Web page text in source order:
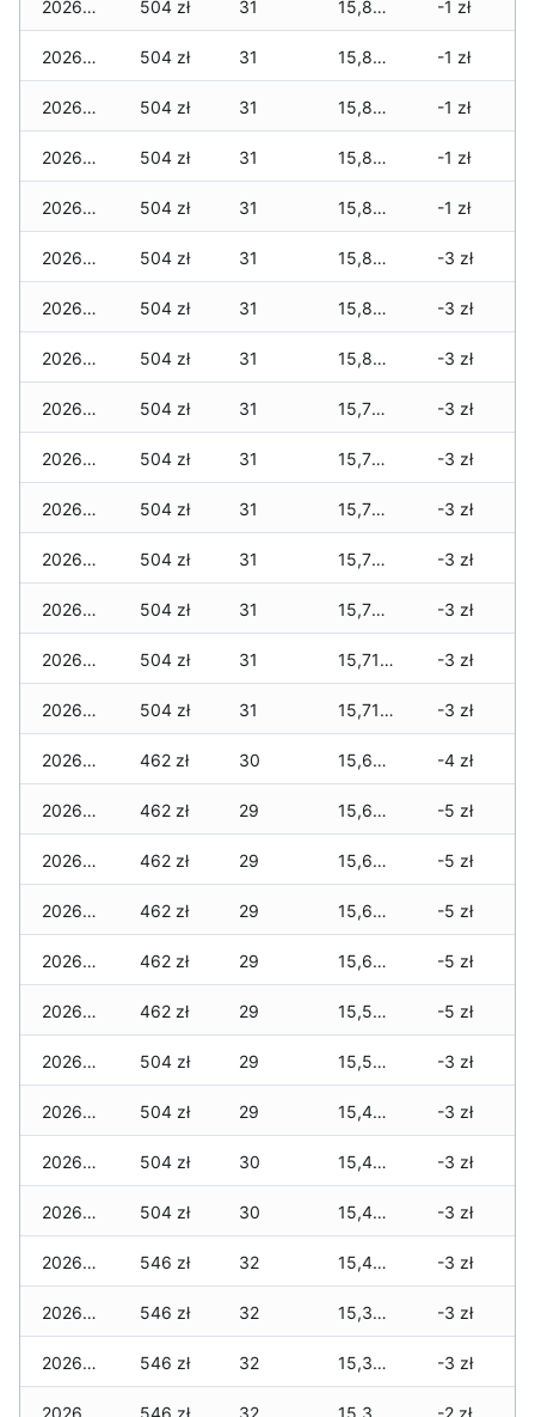
2026-05-13 504 zł 31 15,876 zł -1 zł
2026-05-12 504 zł 31 15,876 zł -1 zł
2026-05-09 504 zł 31 15,855 zł -1 zł
2026-05-08 504 zł 31 15,855 zł -1 zł
2026-05-07 504 zł 31 15,855 zł -1 zł
2026-05-06 504 zł 31 15,855 zł -3 zł
2026-05-05 504 zł 31 15,834 zł -3 zł
2026-05-04 504 zł 31 15,820 zł -3 zł
2026-05-03 504 zł 31 15,799 zł -3 zł
2026-05-02 504 zł 31 15,799 zł -3 zł
2026-05-01 504 zł 31 15,778 zł -3 zł
2026-04-30 504 zł 31 15,778 zł -3 zł
2026-04-29 504 zł 31 15,757 zł -3 zł
2026-04-28 504 zł 31 15,715 zł -3 zł
2026-04-27 504 zł 31 15,715 zł -3 zł
2026-04-26 462 zł 30 15,666 zł -4 zł
2026-04-25 462 zł 29 15,631 zł -5 zł
2026-04-24 462 zł 29 15,624 zł -5 zł
2026-04-23 462 zł 29 15,610 zł -5 zł
2026-04-22 462 zł 29 15,603 zł -5 zł
2026-04-21 462 zł 29 15,561 zł -5 zł
2026-04-20 504 zł 29 15,519 zł -3 zł
2026-04-19 504 zł 29 15,498 zł -3 zł
2026-04-18 504 zł 30 15,477 zł -3 zł
2026-04-17 504 zł 30 15,477 zł -3 zł
2026-04-16 546 zł 32 15,484 zł -3 zł
2026-04-15 546 zł 32 15,379 zł -3 zł
2026-04-14 546 zł 32 15,351 zł -3 zł